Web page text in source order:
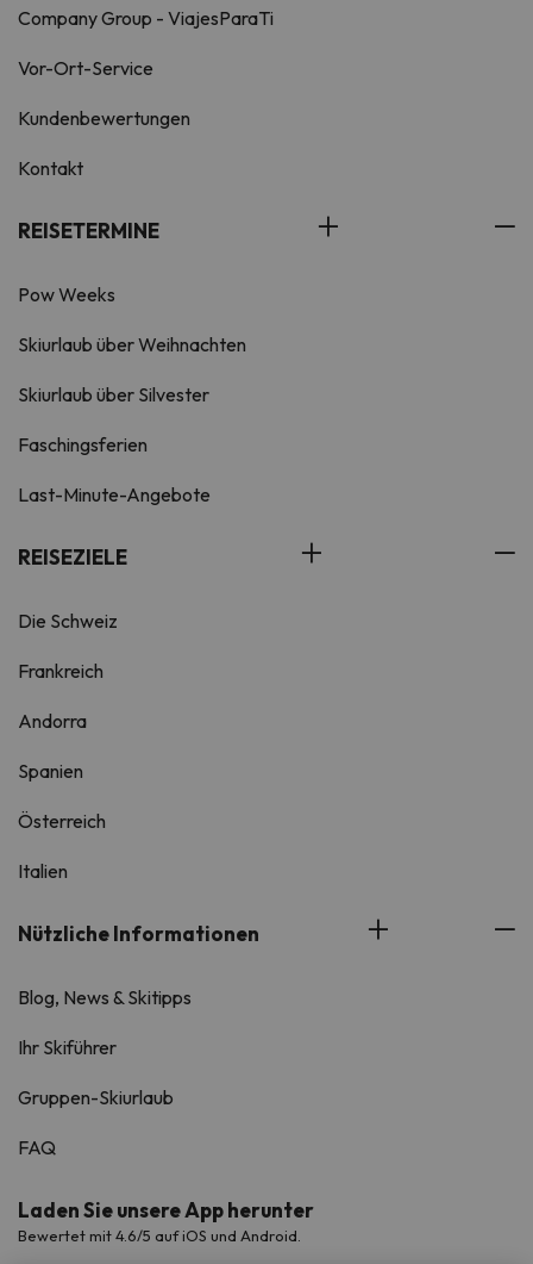
Company Group - ViajesParaTi
Vor-Ort-Service
Kundenbewertungen
Kontakt
REISETERMINE
Pow Weeks
Skiurlaub über Weihnachten
Skiurlaub über Silvester
Faschingsferien
Last-Minute-Angebote
REISEZIELE
Die Schweiz
Frankreich
Andorra
Spanien
Österreich
Italien
Nützliche Informationen
Blog, News & Skitipps
Ihr Skiführer
Gruppen-Skiurlaub
FAQ
Laden Sie unsere App herunter
Bewertet mit 4.6/5 auf iOS und Android.